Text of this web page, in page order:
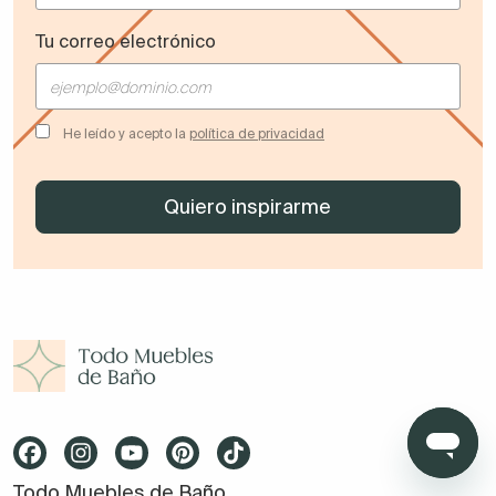
También complementos para el pelo, el botiquín, el
maquillaje o una cajas con todas nuestras medicinas
puede caber ahí.
Tu correo electrónico
He leído y acepto la política de privacidad